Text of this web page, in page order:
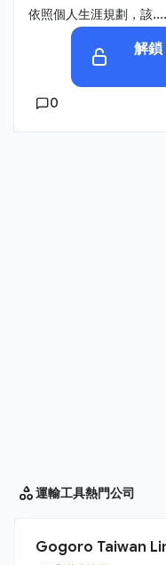
依照個人生涯規劃，該
解鎖
0
運輸工具熱門公司
Gogoro Taiwan